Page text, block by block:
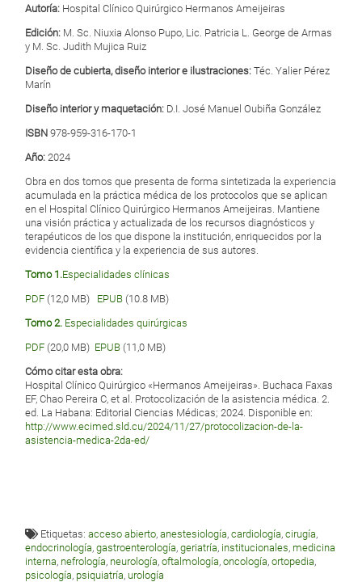
Autoría: Hospital Clínico Quirúrgico Hermanos Ameijeiras
Edición: M. Sc. Niuxia Alonso Pupo, Lic. Patricia L. George de Armas
y M. Sc. Judith Mujica Ruiz
Diseño de cubierta, diseño interior e ilustraciones: Téc. Yalier Pérez
Marín
Diseño interior y maquetación: D.I. José Manuel Oubiña González
ISBN 978-959-316-170-1
Año: 2024
Obra en dos tomos que presenta de forma sintetizada la experiencia
acumulada en la práctica médica de los protocolos que se aplican
en el Hospital Clínico Quirúrgico Hermanos Ameijeiras. Mantiene
una visión práctica y actualizada de los recursos diagnósticos y
terapéuticos de los que dispone la institución, enriquecidos por la
evidencia científica y la experiencia de sus autores.
Tomo 1.Especialidades clínicas
PDF (12,0 MB) EPUB (10.8 MB)
Tomo 2. Especialidades quirúrgicas
PDF (20,0 MB) EPUB (11,0 MB)
Cómo citar esta obra:
Hospital Clínico Quirúrgico «Hermanos Ameijeiras». Buchaca Faxas
EF, Chao Pereira C, et al. Protocolización de la asistencia médica. 2.
ed. La Habana: Editorial Ciencias Médicas; 2024. Disponible en:
http://www.ecimed.sld.cu/2024/11/27/protocolizacion-de-la-
asistencia-medica-2da-ed/
Etiquetas:acceso abierto,anestesiología,cardiología,cirugía,
endocrinología,gastroenterología,geriatría, institucionales, medicina
interna, nefrología, neurología,oftalmología,oncología,ortopedia,
psicología, psiquiatría, urología